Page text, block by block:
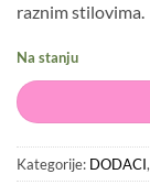
raznim stilovima.
Na stanju
Kategorije: DODACI,